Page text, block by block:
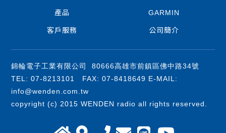
產品 GARMIN
客戶服務 公司簡介
錦輪電子工業有限公司 80666高雄市前鎮區佛中路34號
TEL: 07-8213101 FAX: 07-8418649 E-MAIL:
info@wenden.com.tw
copyright (c) 2015 WENDEN radio all rights reserved.